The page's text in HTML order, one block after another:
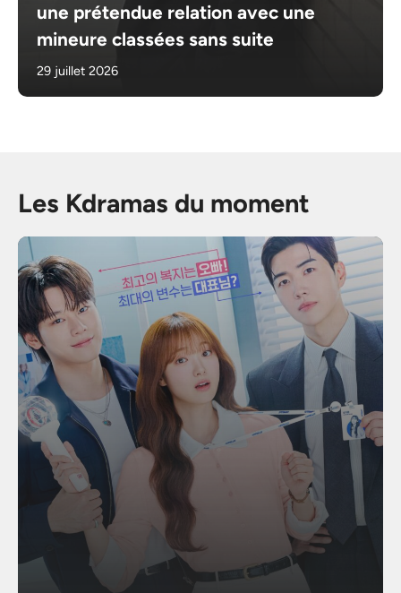
une prétendue relation avec une
mineure classées sans suite
29 juillet 2026
Les Kdramas du moment